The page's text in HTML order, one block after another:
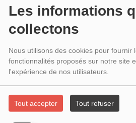
Les informations
collectons
Nous utilisons des cookies pour fournir
fonctionnalités proposés sur notre site
l'expérience de nos utilisateurs.
Tout accepter Tout refuser
DANIEL DENEVERT, DÉRIDER LE
BATELIÈRE ED.